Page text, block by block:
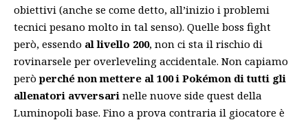
obiettivi (anche se come detto, all’inizio i problemi
tecnici pesano molto in tal senso). Quelle boss fight
però, essendo al livello 200, non ci sta il rischio di
rovinarsele per overleveling accidentale. Non capiamo
peròperché non mettere al 100 i Pokémon di tutti gli
allenatori avversari nelle nuove side quest della
Luminopoli base. Fino a prova contraria il giocatore è